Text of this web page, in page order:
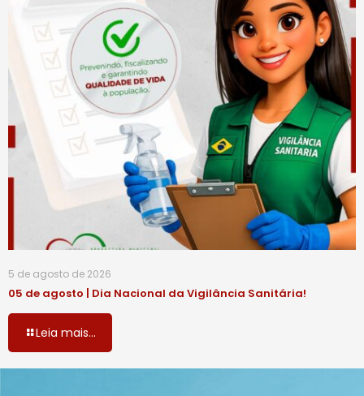
5 de agosto de 2026
05 de agosto | Dia Nacional da Vigilância Sanitária!
Leia mais...